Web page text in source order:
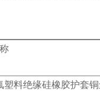
塑料绝缘硅橡胶护套